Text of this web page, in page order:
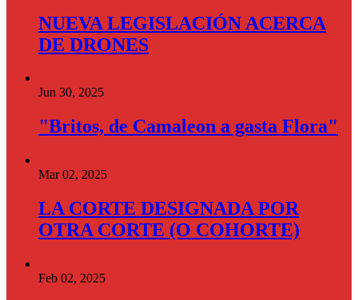
NUEVA LEGISLACIÓN ACERCA
DE DRONES
Jun 30, 2025
"Britos, de Camaleon a gasta Flora"
Mar 02, 2025
LA CORTE DESIGNADA POR
OTRA CORTE (O COHORTE)
Feb 02, 2025